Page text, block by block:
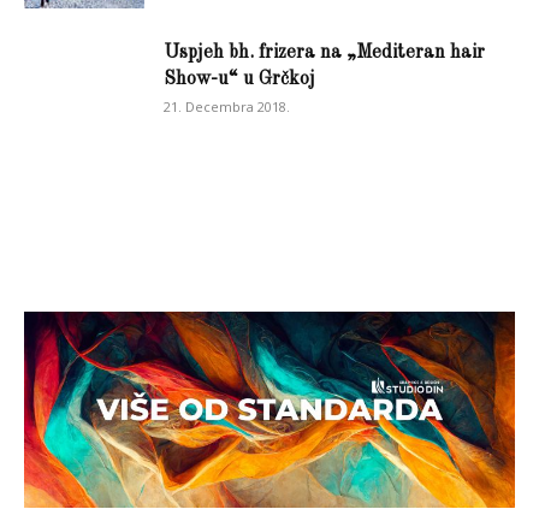
Uspjeh bh. frizera na „Mediteran hair
Show-u“ u Grčkoj
21. Decembra 2018.